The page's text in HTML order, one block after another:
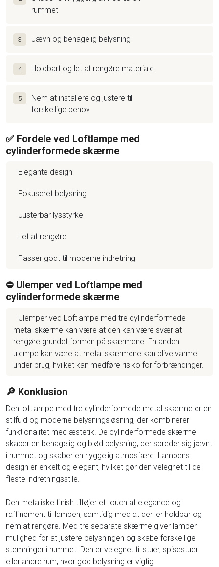
rummet
3 Jævn og behagelig belysning
4 Holdbart og let at rengøre materiale
5
Nem at installere og justere til
forskellige behov
✅ Fordele ved Loftlampe med
cylinderformede skærme
Elegante design
Fokuseret belysning
Justerbar lysstyrke
Let at rengøre
Passer godt til moderne indretning
⛔️ Ulemper ved Loftlampe med
cylinderformede skærme
Ulemper ved Loftlampe med tre cylinderformede
metal skærme kan være at den kan være svær at
rengøre grundet formen på skærmene. En anden
ulempe kan være at metal skærmene kan blive varme
under brug, hvilket kan medføre risiko for forbrændinger.
🔎 Konklusion
Den loftlampe med tre cylinderformede metal skærme er en
stilfuld og moderne belysningsløsning, der kombinerer
funktionalitet med æstetik. De cylinderformede skærme
skaber en behagelig og blød belysning, der spreder sig jævnt
i rummet og skaber en hyggelig atmosfære. Lampens
design er enkelt og elegant, hvilket gør den velegnet til de
fleste indretningsstile.
Den metaliske finish tilføjer et touch af elegance og
raffinement til lampen, samtidig med at den er holdbar og
nem at rengøre. Med tre separate skærme giver lampen
mulighed for at justere belysningen og skabe forskellige
stemninger i rummet. Den er velegnet til stuer, spisestuer
eller andre rum, hvor god belysning er vigtig.